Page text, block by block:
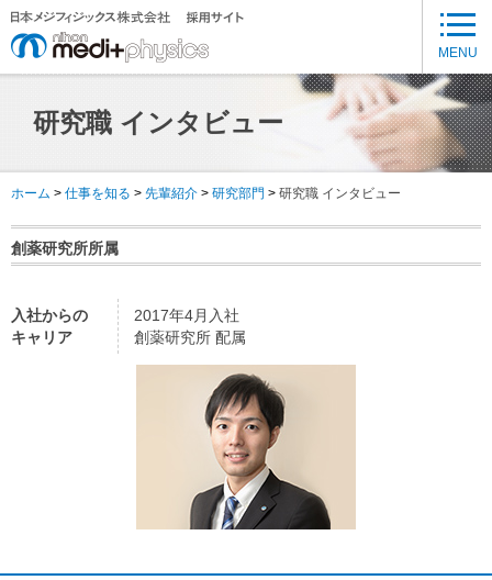
メ
イ
ン
ツ
に
移
MENU
研究職 インタビュー
ホーム 仕事を知る 先輩紹介 研究部門 研究職 インタビュー
創薬研究所所属
入社からの
キャリア
2017年4月入社
創薬研究所 配属